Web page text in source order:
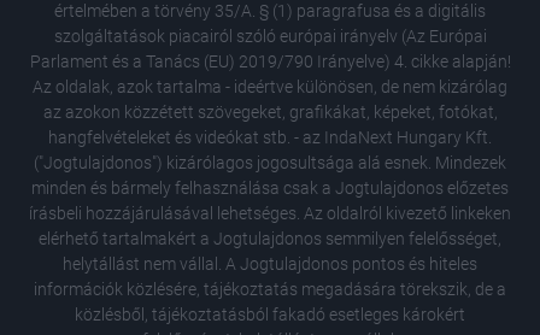
élethez
értelmében a törvény 35/A. § (1) paragrafusa és a digitális
szolgáltatások piacairól szóló európai irányelv (Az Európai
Parlament és a Tanács (EU) 2019/790 Irányelve) 4. cikke alapján!
Az oldalak, azok tartalma - ideértve különösen, de nem kizárólag
az azokon közzétett szövegeket, grafikákat, képeket, fotókat,
hangfelvételeket és videókat stb. - az IndaNext Hungary Kft.
("Jogtulajdonos") kizárólagos jogosultsága alá esnek. Mindezek
minden és bármely felhasználása csak a Jogtulajdonos előzetes
írásbeli hozzájárulásával lehetséges. Az oldalról kivezető linkeken
elérhető tartalmakért a Jogtulajdonos semmilyen felelősséget,
helytállást nem vállal. A Jogtulajdonos pontos és hiteles
információk közlésére, tájékoztatás megadására törekszik, de a
közlésből, tájékoztatásból fakadó esetleges károkért